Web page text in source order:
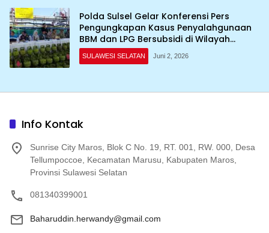
Polda Sulsel Gelar Konferensi Pers
Pengungkapan Kasus Penyalahgunaan
BBM dan LPG Bersubsidi di Wilayah
Sulawesi Selatan
SULAWESI SELATAN Juni 2, 2026
Info Kontak
Sunrise City Maros, Blok C No. 19, RT. 001, RW. 000, Desa
Tellumpoccoe, Kecamatan Marusu, Kabupaten Maros,
Provinsi Sulawesi Selatan
081340399001
Baharuddin.herwandy@gmail.com